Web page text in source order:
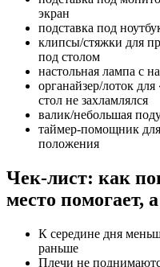
экран
подставка под
клипсы/стяжки для
под столом
настольная лампа с
органайзер/лоток
стол не захламлялся
валик/небольшая
таймер-помощник
положения
Чек-лист: как
место помогает,
К середине дня
раньше
Плечи не